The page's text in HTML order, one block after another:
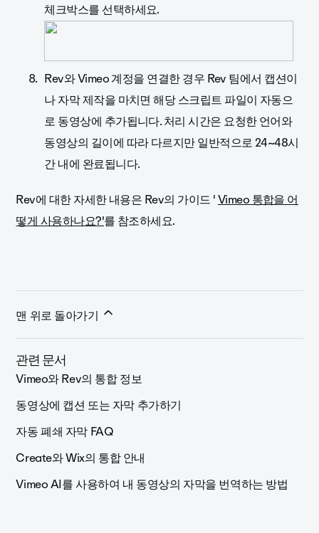
체크박스를 선택하세요.
Rev와 Vimeo 계정을 연결한 경우 Rev 팀에서 캡션이
나 자막 제작을 마치면 해당 스크립트 파일이 자동으
로 동영상에 추가됩니다. 처리 시간은 요청한 언어와
동영상의 길이에 따라 다르지만 일반적으로 24~48시
간 내에 완료됩니다.
Rev에 대한 자세한 내용은 Rev의 가이드 'Vimeo 통합을 어
떻게 사용하나요?'를 참조하세요.
맨 위로 돌아가기
관련 문서
Vimeo와 Rev의 통합 정보
동영상에 캡션 또는 자막 추가하기
자동 폐쇄 자막 FAQ
Create와 Wix의 통합 안내
Vimeo AI를 사용하여 내 동영상의 자막을 번역하는 방법